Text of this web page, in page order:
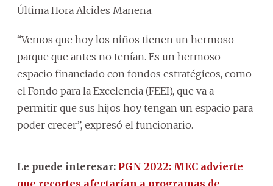
Última Hora Alcides Manena.
“Vemos que hoy los niños tienen un hermoso
parque que antes no tenían. Es un hermoso
espacio financiado con fondos estratégicos, como
el Fondo para la Excelencia (FEEI), que va a
permitir que sus hijos hoy tengan un espacio para
poder crecer”, expresó el funcionario.
Le puede interesar: PGN 2022: MEC advierte
que recortes afectarían a programas de